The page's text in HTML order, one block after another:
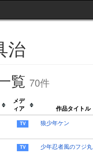
治
覧 70件
メデ
ィア
作品タイトル
狼少年ケン
少年忍者風のフジ丸